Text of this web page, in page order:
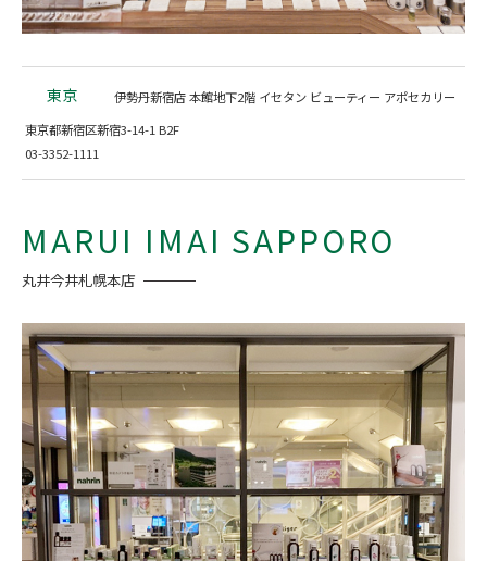
東京
伊勢丹新宿店 本館地下2階 イセタン ビューティー アポセカリー
東京都新宿区新宿3-14-1 B2F
03-3352-1111
MARUI IMAI SAPPORO
丸井今井札幌本店